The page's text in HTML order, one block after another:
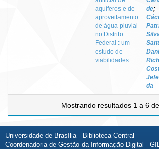
aquíferos e de
aproveitamento
de água pluvial
no Distrito
Federal : um
estudo de
viabilidades
de;
da
Mostrando resultados 1 a 6
Universidade de Brasília - Biblioteca Central
Coordenadoria de Gestão da Informação Digital -